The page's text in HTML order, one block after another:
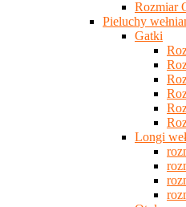
Rozmiar
Pieluchy
Gatki
Longi